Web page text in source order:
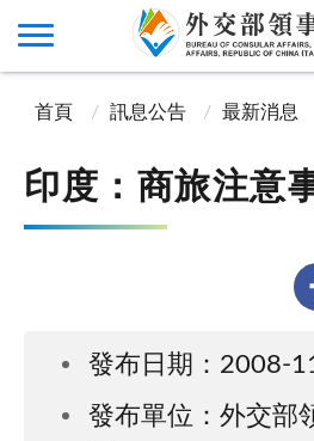
首頁 訊息公告 最新消息
印度：商旅注意
發布日期：2008-
發布單位：外交部